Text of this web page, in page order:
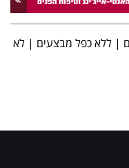
מביניהם | ללא כפל מבצעים | לא